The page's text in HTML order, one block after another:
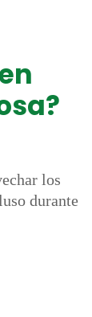
los
durante